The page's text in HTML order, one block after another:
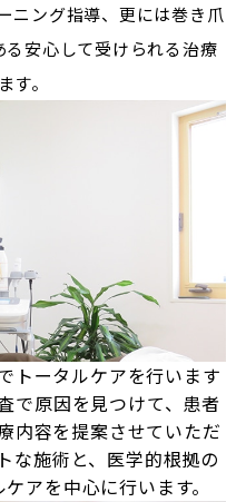
ニング指導、更には巻き爪
る安心して受けられる治療
す。
トータルケアを行います
で原因を見つけて、患者
内容を提案させていただ
な施術と、医学的根拠の
アを中心に行います。